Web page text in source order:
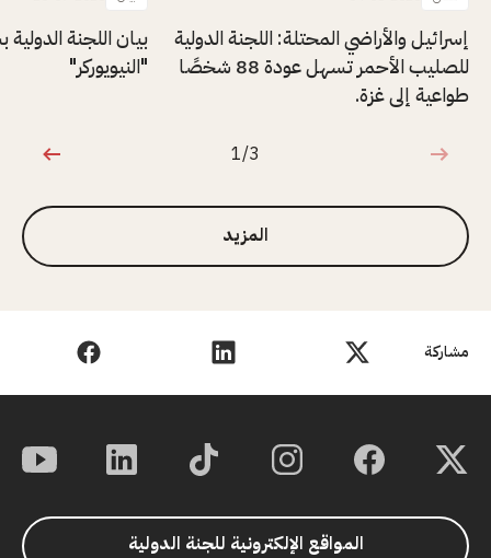
مشاركة
إسرائيل والأراضي المحتلة: اللجنة الدولية
للصليب الأحمر تسهل عودة 88 شخصًا
طواعية إلى غزة.
بيان اللجنة
"النيويوركر"
1 من 3
1/3
المزيد
المواقع الإلكترونية للجنة الدولية